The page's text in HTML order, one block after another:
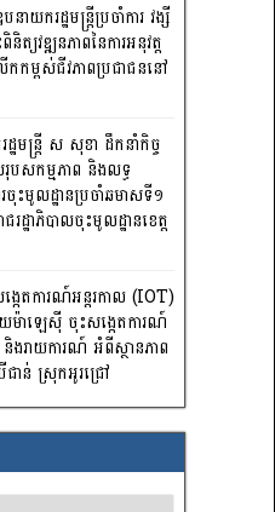
ាយករដ្ឋមន្រ្តីប្រចាំការ វង្សី
ត្យវឌ្ឍនភាពនៃការអនុវត្ត
កម្ពស់ជីវភាពប្រជាជននៅ
ឋមន្ត្រី ស សុខា ដឹកនាំកិច្ច
សកម្មភាព និងលទ្ធ
ចុះមូលដ្ឋានប្រចាំឆមាសទី១
រដ្ឋាភិបាលចុះមូលដ្ឋានខេត្ត
កេតការណ៍អន្តរកាល (IOT)
ម៉ាឡេស៊ី ចុះសង្កេតការណ៍
និងរាយការណ៍ អំពីស្ថានភាព
ាន់ ស្រុកអូរជ្រៅ